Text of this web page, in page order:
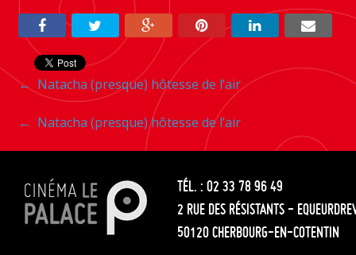
Navigation
entre
les
articles
← Natacha (presque) hôtesse de l’air
Navigation
entre
les
articles
← Natacha (presque) hôtesse de l’air
TÉL. : 02 33 78 96 49
2 RUE DES RÉSISTANTS -
50120 CHERBOURG-EN-COTENTIN